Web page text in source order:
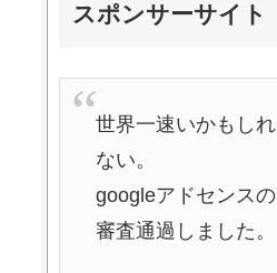
スポンサーサイト
世界一速いかもしれ
ない。
googleアドセンスの
審査通過しました。